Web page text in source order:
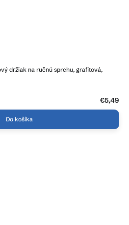
držiak na ručnú sprchu, grafitová,
€5,49
Do košíka